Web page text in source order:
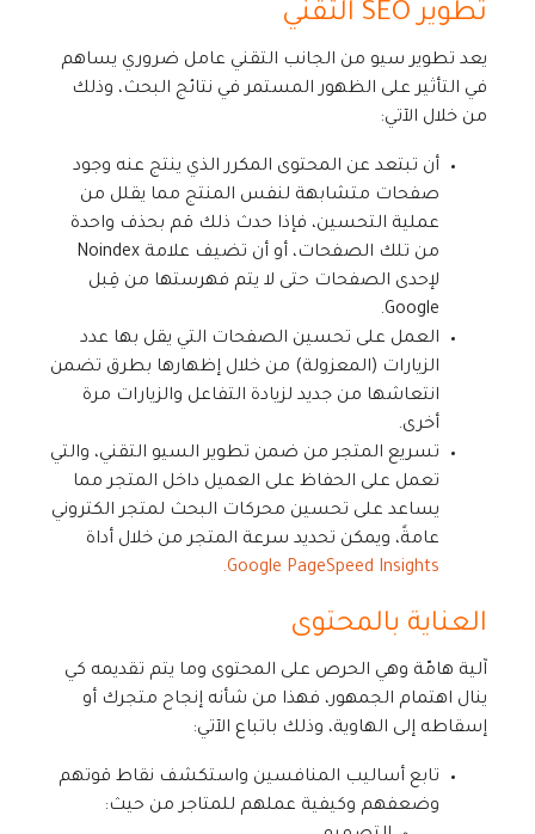
تطوير SEO التقني
يعد تطوير سيو من الجانب التقني عامل ضروري يساهم
في التأثير على الظهور المستمر في نتائج البحث، وذلك
من خلال الآتي:
أن تبتعد عن المحتوى المكرر الذي ينتج عنه وجود
صفحات متشابهة لنفس المنتج مما يقلل من
عملية التحسين، فإذا حدث ذلك قم بحذف واحدة
من تلك الصفحات، أو أن تضيف علامة Noindex
لإحدى الصفحات حتى لا يتم فهرستها من قِبل
Google.
العمل على تحسين الصفحات التي يقل بها عدد
الزيارات (المعزولة) من خلال إظهارها بطرق تضمن
انتعاشها من جديد لزيادة التفاعل والزيارات مرة
أخرى.
تسريع المتجر من ضمن تطوير السيو التقني، والتي
تعمل على الحفاظ على العميل داخل المتجر مما
يساعد على تحسين محركات البحث لمتجر الكتروني
عامةً، ويمكن تحديد سرعة المتجر من خلال أداة
Google PageSpeed Insights.
العناية بالمحتوى
آلية هامّة وهي الحرص على المحتوى وما يتم تقديمه كي
ينال اهتمام الجمهور، فهذا من شأنه إنجاح متجرك أو
إسقاطه إلى الهاوية، وذلك باتباع الآتي:
تابع أساليب المنافسين واستكشف نقاط قوتهم
وضعفهم وكيفية عملهم للمتاجر من حيث: